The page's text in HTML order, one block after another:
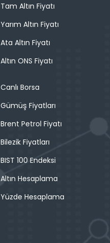
Tam Altın Fiyatı
Yarım Altın Fiyatı
Ata Altın Fiyatı
Altın ONS Fiyatı
Canlı Borsa
Gümüş Fiyatları
Brent Petrol Fiyatı
Bilezik Fiyatları
BIST 100 Endeksi
Altın Hesaplama
Yüzde Hesaplama